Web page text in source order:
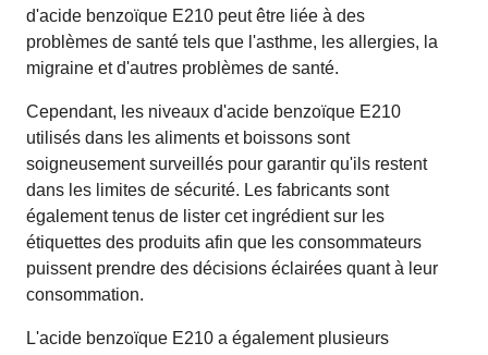
d'acide benzoïque E210 peut être liée à des
problèmes de santé tels que l'asthme, les allergies, la
migraine et d'autres problèmes de santé.
Cependant, les niveaux d'acide benzoïque E210
utilisés dans les aliments et boissons sont
soigneusement surveillés pour garantir qu'ils restent
dans les limites de sécurité. Les fabricants sont
également tenus de lister cet ingrédient sur les
étiquettes des produits afin que les consommateurs
puissent prendre des décisions éclairées quant à leur
consommation.
L'acide benzoïque E210 a également plusieurs